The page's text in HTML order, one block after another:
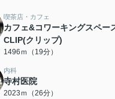
喫茶店・カフェ
カフェ&コワーキングスペー
CLIP(クリップ)
1496ｍ（19分）
内科
寺村医院
2023ｍ（26分）